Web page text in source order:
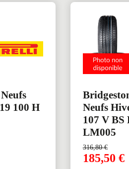
100 H
Neufs
107 V
LM005
316,80€
185,50 €